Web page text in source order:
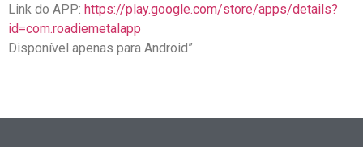
Link do APP: https://play.google.com/store/apps/details?
id=com.roadiemetalapp
Disponível apenas para Android”